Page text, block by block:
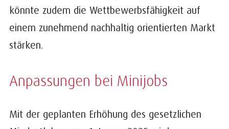
könnte zudem die Wettbewerbsfähigkeit auf
einem zunehmend nachhaltig orientierten Markt
stärken.
Anpassungen bei Minijobs
Mit der geplanten Erhöhung des gesetzlichen